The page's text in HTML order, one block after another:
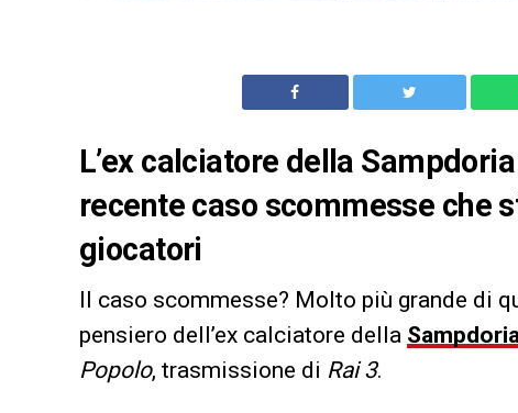
L’ex calciatore della
recente caso scommesse che
giocatori
Il caso scommesse? Molto più grande di
pensiero dell’ex calciatore della
Popolo, trasmissione di Rai 3.